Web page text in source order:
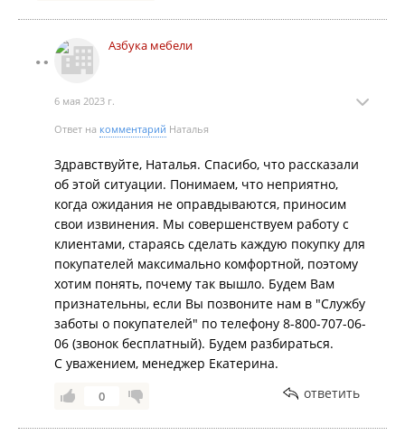
Азбука мебели
6 мая 2023 г.
Ответ на комментарий Наталья
Здравствуйте, Наталья. Спасибо, что рассказали
об этой ситуации. Понимаем, что неприятно,
когда ожидания не оправдываются, приносим
свои извинения. Мы совершенствуем работу с
клиентами, стараясь сделать каждую покупку для
покупателей максимально комфортной, поэтому
хотим понять, почему так вышло. Будем Вам
признательны, если Вы позвоните нам в "Службу
заботы о покупателей" по телефону 8-800-707-06-
06 (звонок бесплатный). Будем разбираться.
С уважением, менеджер Екатерина.
0 ответить